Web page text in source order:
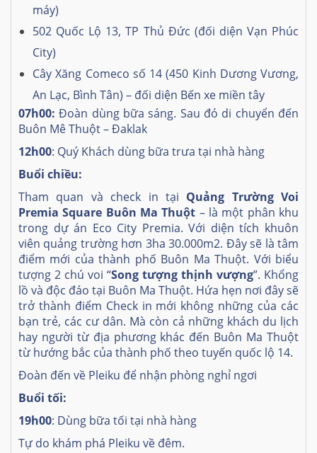
máy)
502 Quốc Lộ 13, TP Thủ Đức (đối diện Vạn Phúc
City)
Cây Xăng Comeco số 14 (450 Kinh Dương Vương,
An Lạc, Bình Tân) – đối diện Bến xe miền tây
07h00: Đoàn dùng bữa sáng. Sau đó di chuyển đến
Buôn Mê Thuột – Đaklak
12h00: Quý Khách dùng bữa trưa tại nhà hàng
Buổi chiều:
Tham quan và check in tại Quảng Trường Voi
Premia Square Buôn Ma Thuột – là một phân khu
trong dự án Eco City Premia. Với diện tích khuôn
viên quảng trường hơn 3ha 30.000m2. Đây sẽ là tâm
điểm mới của thành phố Buôn Ma Thuột. Với biểu
tượng 2 chú voi “Song tượng thịnh vượng”. Khổng
lồ và độc đáo tại Buôn Ma Thuột. Hứa hẹn nơi đây sẽ
trở thành điểm Check in mới không những của các
bạn trẻ, các cư dân. Mà còn cả những khách du lịch
hay người từ địa phương khác đến Buôn Ma Thuột
từ hướng bắc của thành phố theo tuyến quốc lộ 14.
Đoàn đến về Pleiku để nhận phòng nghỉ ngơi
Buổi tối:
19h00: Dùng bữa tối tại nhà hàng
Tự do khám phá Pleiku về đêm.